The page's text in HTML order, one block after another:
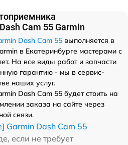
Cam 55 Garmin
Dash Cam 55 выполняется в
в Екатеринбурге мастерами с
На все виды работ и запчасти
гарантию - мы в сервис-
наших услуг.
Dash Cam 55 будет стоить на
заказа на сайте через
связи.
Garmin Dash Cam 55
если не требует